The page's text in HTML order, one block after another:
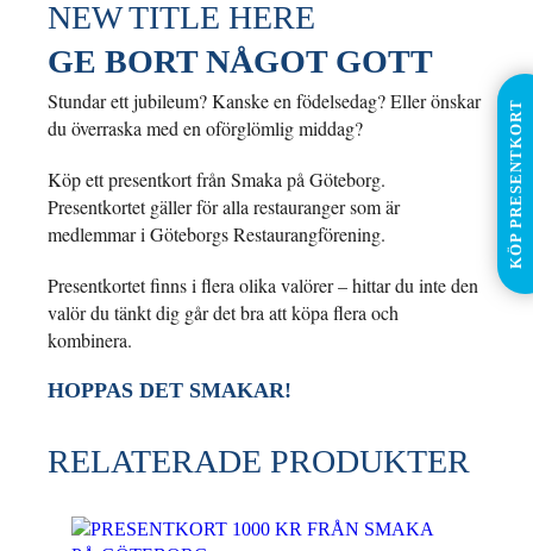
KÖP PRESENTKORT
NEW TITLE HERE
GE BORT NÅGOT GOTT
Stundar ett jubileum? Kanske en födelsedag? Eller önskar
du överraska med en oförglömlig middag?
Köp ett presentkort från Smaka på Göteborg.
Presentkortet gäller för alla restauranger som är
medlemmar i Göteborgs Restaurangförening.
Presentkortet finns i flera olika valörer – hittar du inte den
valör du tänkt dig går det bra att köpa flera och
kombinera.
HOPPAS DET SMAKAR!
RELATERADE PRODUKTER